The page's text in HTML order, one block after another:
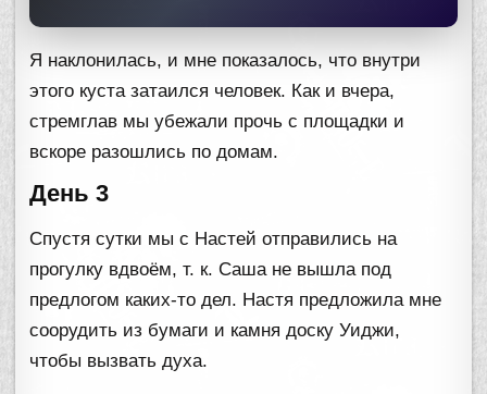
Я наклонилась, и мне показалось, что внутри
этого куста затаился человек. Как и вчера,
стремглав мы убежали прочь с площадки и
вскоре разошлись по домам.
День 3
Спустя сутки мы с Настей отправились на
прогулку вдвоём, т. к. Саша не вышла под
предлогом каких-то дел. Настя предложила мне
соорудить из бумаги и камня доску Уиджи,
чтобы вызвать духа.